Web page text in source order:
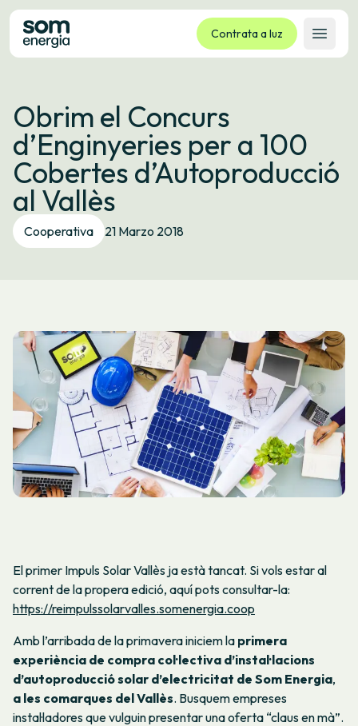
Contrata a luz
Abrir
Tarifas
Servizos
Empresas
La cooperativa
Contacto
Trámites
Obrim el Concurs
d’Enginyeries per a 100
Cobertes d’Autoproducció
al Vallès
Cooperativa 21 Marzo 2018
El primer Impuls Solar Vallès ja està tancat. Si vols estar al
corrent de la propera edició, aquí pots consultar-la:
https://reimpulssolarvalles.somenergia.coop
Amb l’arribada de la primavera iniciem la primera
experiència de compra col·lectiva d’instal·lacions
d’autoproducció solar d’electricitat de Som Energia,
a les comarques del Vallès. Busquem empreses
instal·ladores que vulguin presentar una oferta “claus en mà”.